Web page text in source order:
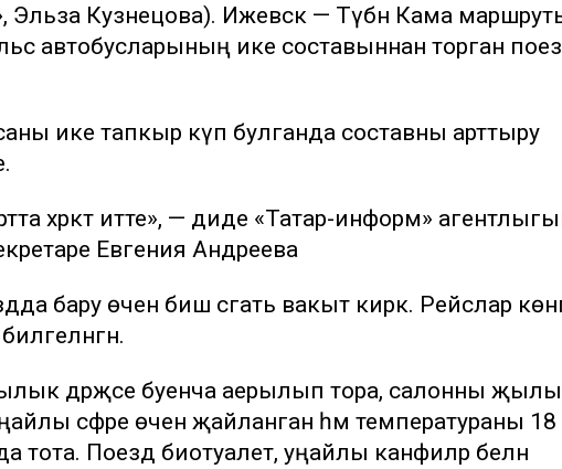
Эльза Кузнецова). Ижевск — Түбән Кама
автобусларының ике составыннан торган
саны ике тапкыр күп булганда составны арттыру
хәрәкәт итте», — диде «Татар-информ»
Евгения Андреева
бару өчен биш сәгать вакыт кирәк. Рейслар
дәрәҗәсе буенча аерылып тора, салонны
сәфәре өчен җайланган һәм температураны 18
тота. Поезд биотуалет, уңайлы канәфиләр белән